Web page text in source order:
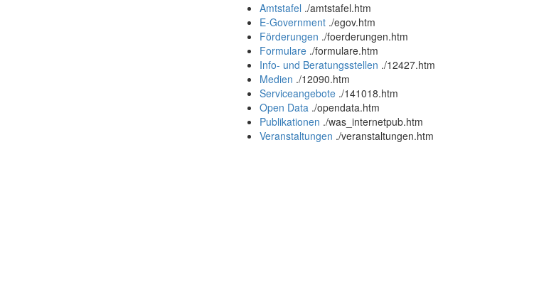
Amtstafel ./amtstafel.htm
E-Government ./egov.htm
Förderungen ./foerderungen.htm
Formulare ./formulare.htm
Info- und Beratungsstellen ./12427.htm
Medien ./12090.htm
Serviceangebote ./141018.htm
Open Data ./opendata.htm
Publikationen ./was_internetpub.htm
Veranstaltungen ./veranstaltungen.htm